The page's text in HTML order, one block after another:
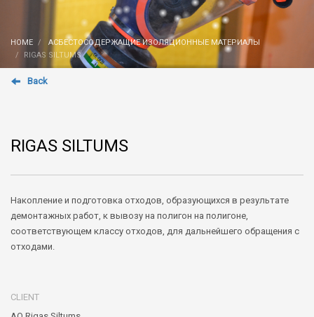
HOME
АСБЕСТОСОДЕРЖАЩИЕ ИЗОЛЯЦИОННЫЕ МАТЕРИАЛЫ
RIGAS SILTUMS
Back
RIGAS SILTUMS
Накопление и подготовка отходов, образующихся в результате
демонтажных работ, к вывозу на полигон на полигоне,
соответствующем классу отходов, для дальнейшего обращения с
отходами.
CLIENT